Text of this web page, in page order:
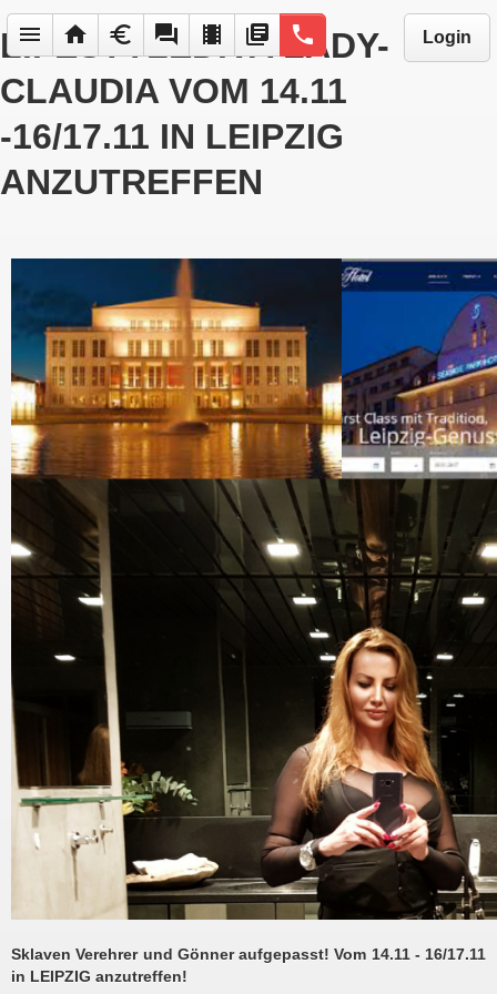
menu home euro forum local_movies library_books phone Login
LIFESTYLEDIVA LADY-
CLAUDIA VOM 14.11
-16/17.11 IN LEIPZIG
ANZUTREFFEN
Sklaven Verehrer und Gönner aufgepasst! Vom 14.11 - 16/17.11
in LEIPZIG anzutreffen!